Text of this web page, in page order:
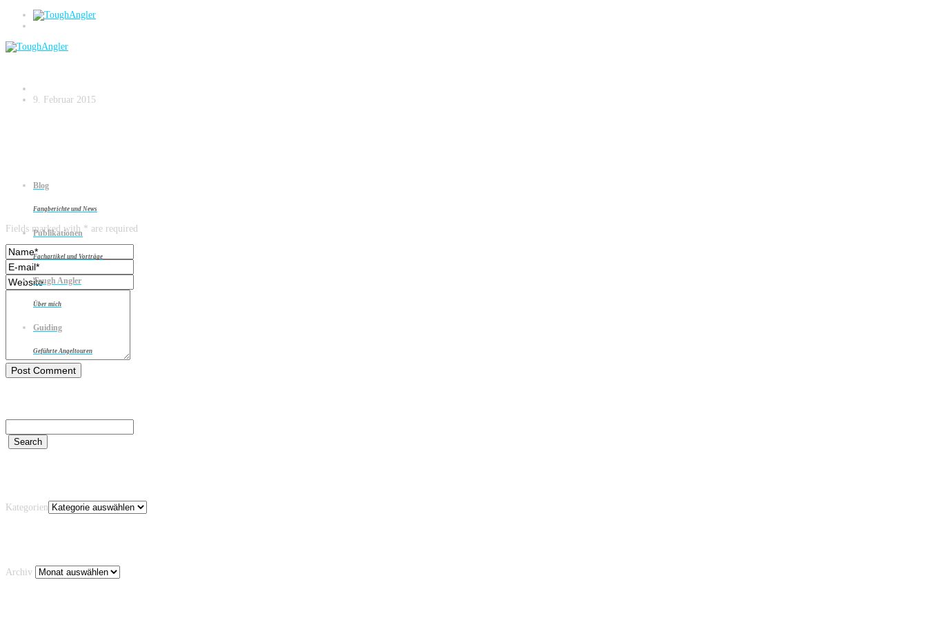
Blog
Fangberichte und News
Publikationen
Fachartikel und Vorträge
Tough Angler
Über mich
Guiding
Geführte Angeltouren
Mit Strategie und Planung auf zu neuen Ufern Kopie.007
9. Februar 2015
Leave a reply
Fields marked with * are required
Kategorien
Archiv